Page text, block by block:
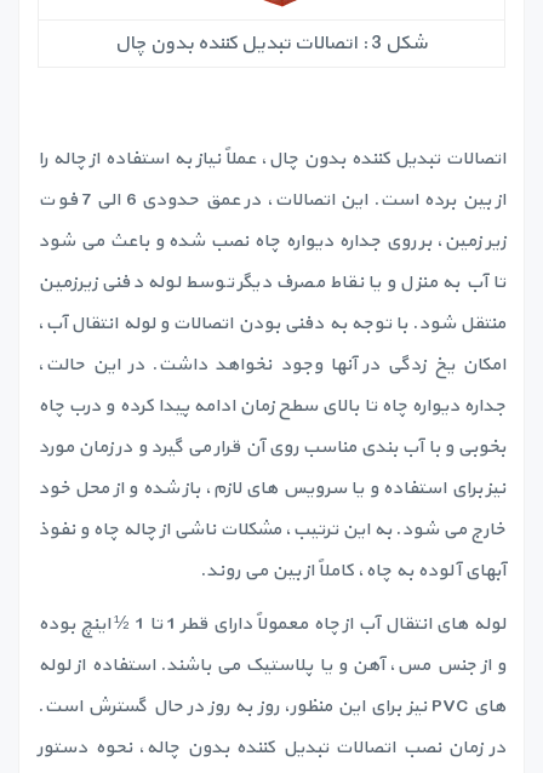
شکل 3 : اتصالات تبدیل کننده بدون چال
اتصالات تبدیل کننده بدون چال، عملاً نیاز به استفاده از چاله را
از بین برده است. این اتصالات، در عمق حدودی 6 الی 7 فوت
زیر زمین، بر روی جداره دیواره چاه نصب شده و باعث می شود
تا آب به منزل و یا نقاط مصرف دیگر توسط لوله دفنی زیرزمین
منتقل شود. با توجه به دفنی بودن اتصالات و لوله انتقال آب،
امکان یخ زدگی در آنها وجود نخواهد داشت. در این حالت،
جداره دیواره چاه تا بالای سطح زمان ادامه پیدا کرده و درب چاه
بخوبی و با آب بندی مناسب روی آن قرار می گیرد و در زمان مورد
نیز برای استفاده و یا سرویس های لازم، باز شده و از محل خود
خارج می شود. به این ترتیب، مشکلات ناشی از چاله چاه و نفوذ
آبهای آلوده به چاه، کاملاً از بین می روند.
لوله های انتقال آب از چاه معمولاً دارای قطر 1 تا 1 ½ اینچ بوده
و از جنس مس، آهن و یا پلاستیک می باشند. استفاده از لوله
های PVC نیز برای این منظور، روز به روز در حال گسترش است.
در زمان نصب اتصالات تبدیل کننده بدون چاله، نحوه دستور